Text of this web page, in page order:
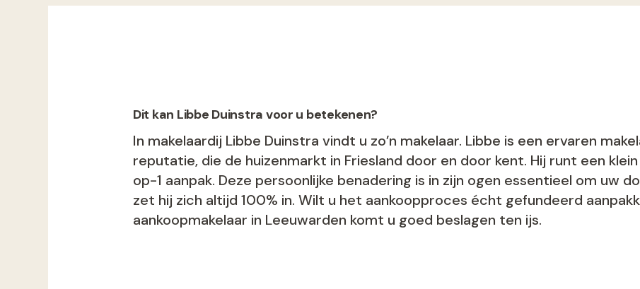
Dit kan Libbe Duinstra voor u betekenen?
In makelaardij Libbe Duinstra vindt u zo’n makelaar. Libbe is een ervaren
reputatie, die de huizenmarkt in Friesland door en door kent. Hij runt een
op-1 aanpak. Deze persoonlijke benadering is in zijn ogen essentieel om uw
zet hij zich altijd 100% in. Wilt u het aankoopproces écht gefundeerd
aankoopmakelaar in Leeuwarden komt u goed beslagen ten ijs.